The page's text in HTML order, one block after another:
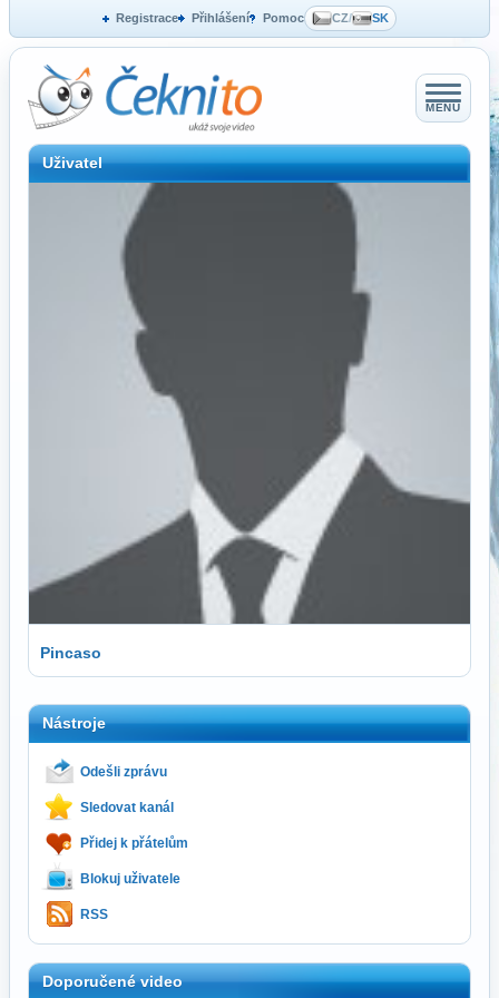
Registrace Přihlášení Pomoc CZ/ SK
MENU
Uživatel
Pincaso
Nástroje
Odešli zprávu
Sledovat kanál
Přidej k přátelům
Blokuj uživatele
RSS
Doporučené video